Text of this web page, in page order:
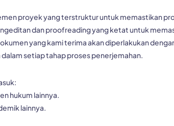
proyek yang terstruktur untuk memastikan
dan proofreading yang ketat untuk
yang kami terima akan diperlakukan
setiap tahap proses penerjemahan.
hukum lainnya.
lainnya.